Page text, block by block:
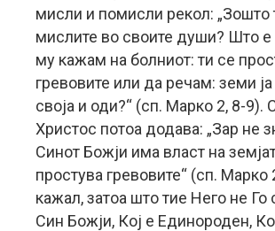
мисли и помисли рекол: „Зошто
мислите во своите души? Што
му кажам на болниот: ти се
гревовите или да речам: земи ја
своја и оди?“ (сп. Марко 2, 8-9).
Христос потоа додава: „Зар не
Синот Божји има власт на
простува гревовите“ (сп. Марко
кажал, затоа што тие Него не Го
Син Божји, Кој е Единороден,